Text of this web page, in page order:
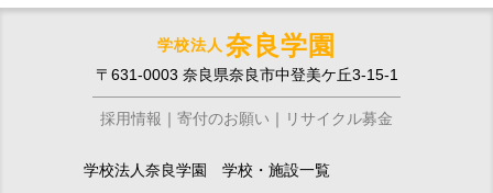
学校法人 奈良学園
〒631-0003 奈良県奈良市中登美ケ丘3-15-1
採用情報 寄付のお願い リサイクル募金
学校法人奈良学園 学校・施設一覧